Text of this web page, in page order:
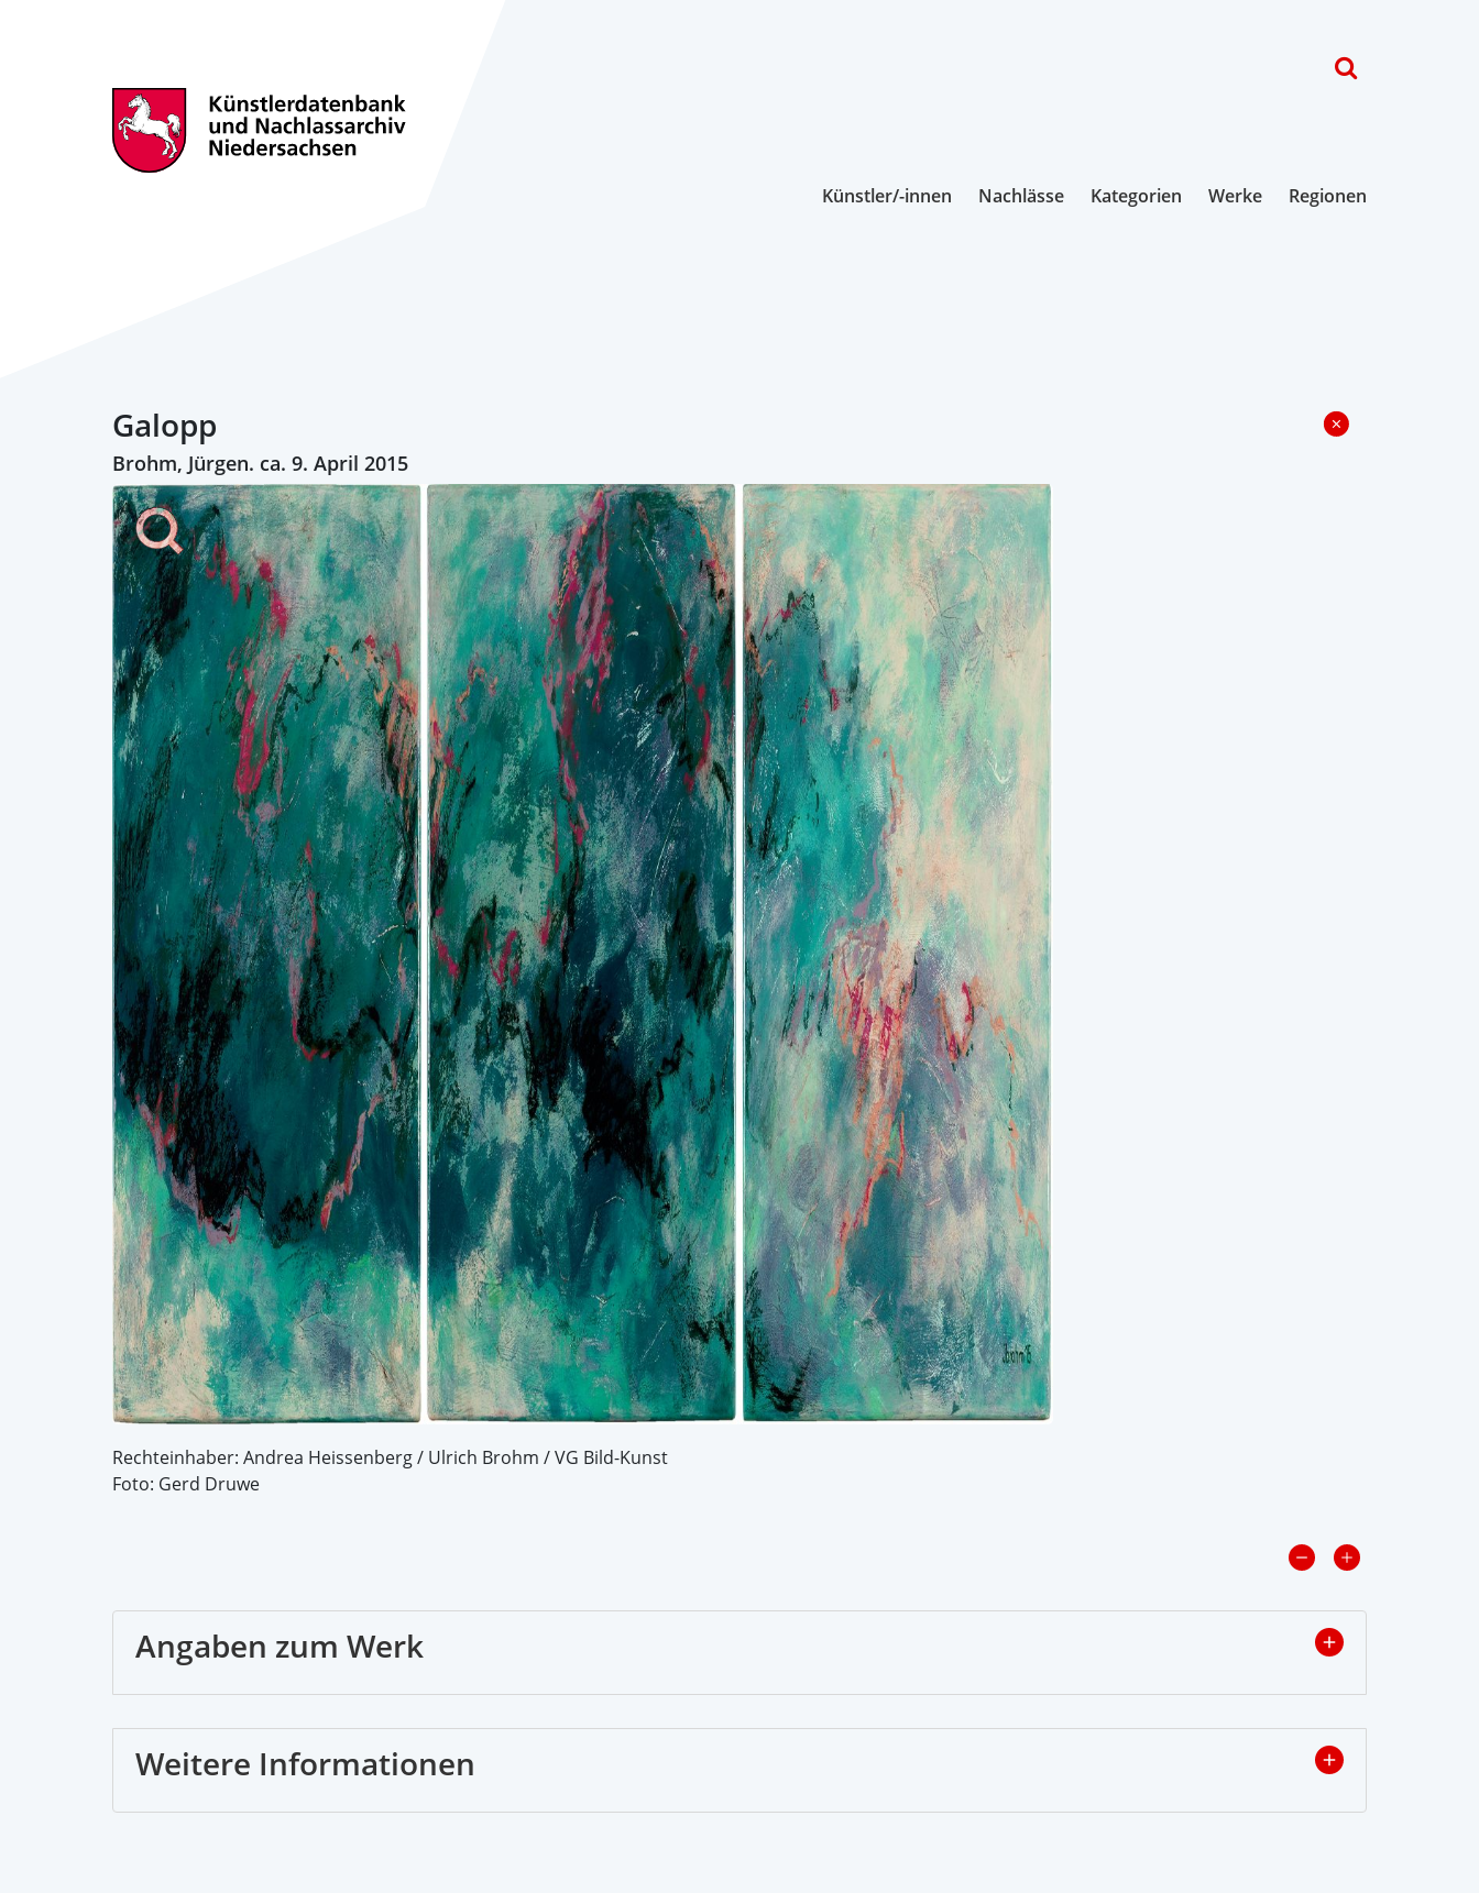
Künstler/-innen Nachlässe Kategorien Werke Regionen
Galopp
Brohm, Jürgen. ca. 9. April 2015
Rechteinhaber: Andrea Heissenberg / Ulrich Brohm / VG Bild-Kunst
Foto: Gerd Druwe
Angaben zum Werk
Weitere Informationen